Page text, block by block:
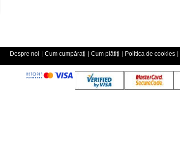
Despre noi | Cum cumpăraţi | Cum plătiţi | Politica de cookies |